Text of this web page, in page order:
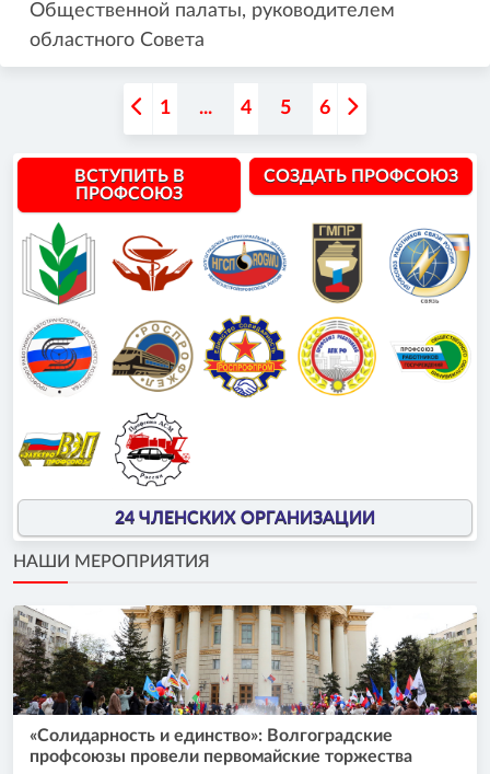
Общественной палаты, руководителем
областного Совета
1 ... 4 5 6
ВСТУПИТЬ В
ПРОФСОЮЗ
СОЗДАТЬ ПРОФСОЮЗ
24 ЧЛЕНСКИХ ОРГАНИЗАЦИИ
НАШИ МЕРОПРИЯТИЯ
«Солидарность и единство»: Волгоградские
профсоюзы провели первомайские торжества